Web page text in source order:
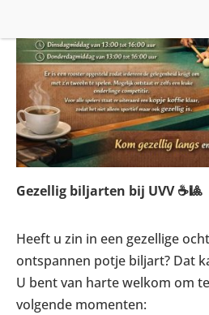
Gezellig biljarten bij UVV ☕🎱
Heeft u zin in een gezellige
ontspannen potje biljart? Dat
U bent van harte welkom om
volgende momenten: